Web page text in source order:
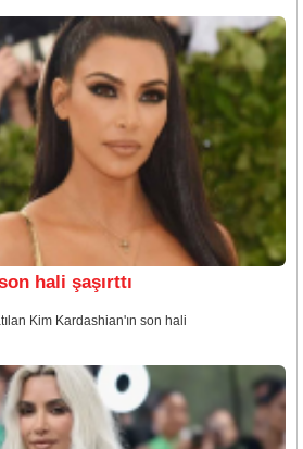
hali şaşırttı
Kim Kardashian'ın son hali